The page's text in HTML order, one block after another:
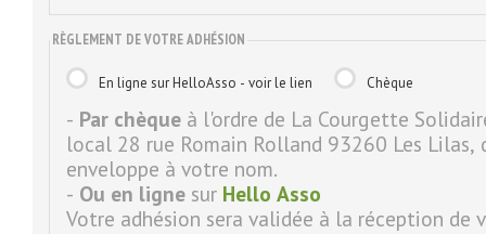
RÈGLEMENT DE VOTRE ADHÉSION
En ligne sur HelloAsso - voir le lien Chèque
- Par chèque à l'ordre de La Courgette
local 28 rue Romain Rolland 93260 Les Lilas,
enveloppe à votre nom.
- Ou en ligne sur Hello Asso
Votre adhésion sera validée à la réception